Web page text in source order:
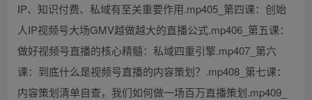
IP、知识付费、私域有至关重要作用.mp405_第四课：创始
人IP视频号大场GMV越做越大的直播公式.mp406_第五课：
做好视频号直播的核心精髓：私域四重引擎.mp407_第六
课：到底什么是视频号直播的内容策划？.mp408_第七课：
内容策划清单自查，我们如何做一场百万直播策划.mp409_